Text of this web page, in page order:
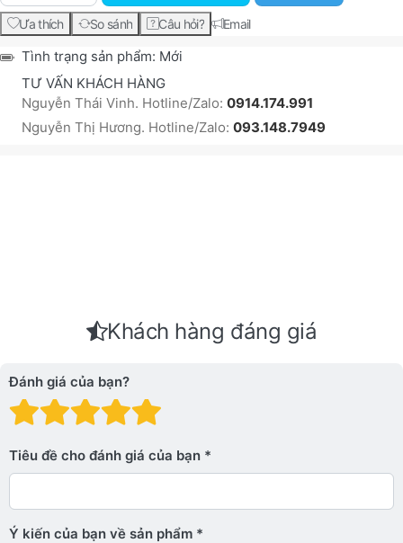
Ưa thích So sánh Câu hỏi? Email
Tình trạng sản phẩm: Mới
TƯ VẤN KHÁCH HÀNG
Nguyễn Thái Vinh. Hotline/Zalo: 0914.174.991
Nguyễn Thị Hương. Hotline/Zalo: 093.148.7949
Khách hàng đáng giá
Đánh giá của bạn?
Đánh giá: 4 trên 5
Đánh giá: 3 trên 5 sao.
Đánh giá: 2 trên 5 sao.
Đánh giá: 1 trên 5 sao. Xấu
Tiêu đề cho đánh giá của bạn
Ý kiến ​​của bạn về sản phẩm